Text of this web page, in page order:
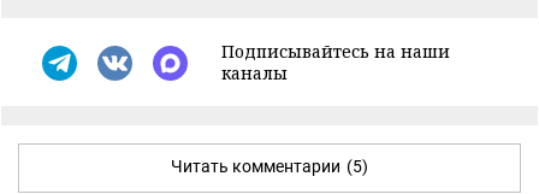
Подписывайтесь на наши
каналы
Читать комментарии (5)